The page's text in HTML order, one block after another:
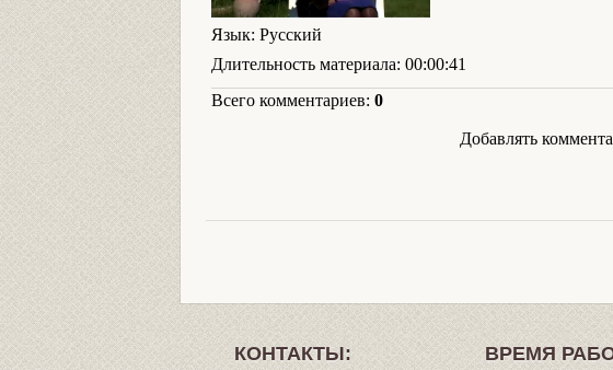
Язык: Русский
Длительность материала: 00:00:41
Всего комментариев: 0
Добавлять
КОНТАКТЫ: ВРЕМЯ